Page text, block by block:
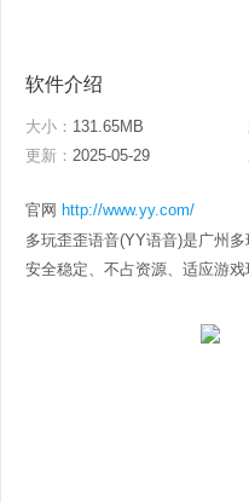
软件介绍
大小： 131.65MB
更新： 2025-05-29
官网 http://www.yy.com/
多玩歪歪语音(YY语音)是广州
安全稳定、不占资源、适应游